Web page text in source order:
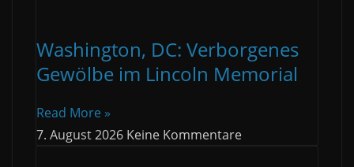
Washington, DC: Verborgenes
Gewölbe im Lincoln Memorial
Read More »
7. August 2026 Keine Kommentare